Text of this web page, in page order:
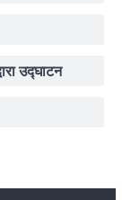
उद्घाटन